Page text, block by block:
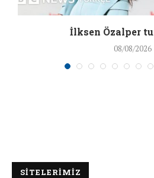
İlksen Özalper
08/08/2026
SİTELERİMİZ